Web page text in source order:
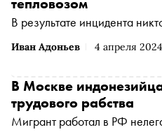
Иван Адоньев 4 апреля
В результате инцидента
В Москве
трудового рабства
Мигрант работал в РФ